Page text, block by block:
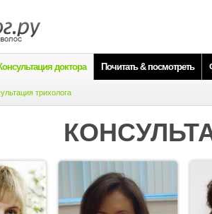
доктора Почитать & посмотреть
трихолога